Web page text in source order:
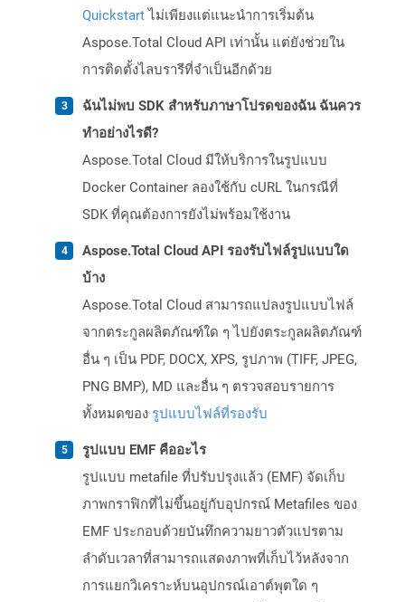
Quickstartไม่เพียงแต่แนะนำการเริ่มต้น
Aspose.Total Cloud API เท่านั้น แต่ยังช่วยใน
การติดตั้งไลบรารีที่จำเป็นอีกด้วย
ฉันไม่พบ SDK สำหรับภาษาโปรดของฉัน ฉันควร
ทำอย่างไรดี?
Aspose.Total Cloud มีให้บริการในรูปแบบ
Docker Container ลองใช้กับ cURL ในกรณีที่
SDK ที่คุณต้องการยังไม่พร้อมใช้งาน
Aspose.Total Cloud API รองรับไฟล์รูปแบบใด
บ้าง
Aspose.Total Cloud สามารถแปลงรูปแบบไฟล์
จากตระกูลผลิตภัณฑ์ใด ๆ ไปยังตระกูลผลิตภัณฑ์
อื่น ๆ เป็น PDF, DOCX, XPS, รูปภาพ (TIFF, JPEG,
PNG BMP), MD และอื่น ๆ ตรวจสอบรายการ
ทั้งหมดของ รูปแบบไฟล์ที่รองรับ
รูปแบบ EMF คืออะไร
รูปแบบ metafile ที่ปรับปรุงแล้ว (EMF) จัดเก็บ
ภาพกราฟิกที่ไม่ขึ้นอยู่กับอุปกรณ์ Metafiles ของ
EMF ประกอบด้วยบันทึกความยาวตัวแปรตาม
ลำดับเวลาที่สามารถแสดงภาพที่เก็บไว้หลังจาก
การแยกวิเคราะห์บนอุปกรณ์เอาต์พุตใด ๆ